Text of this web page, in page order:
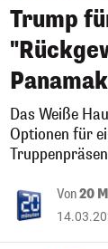
Trump
Das Weiße
Optionen für
Von20